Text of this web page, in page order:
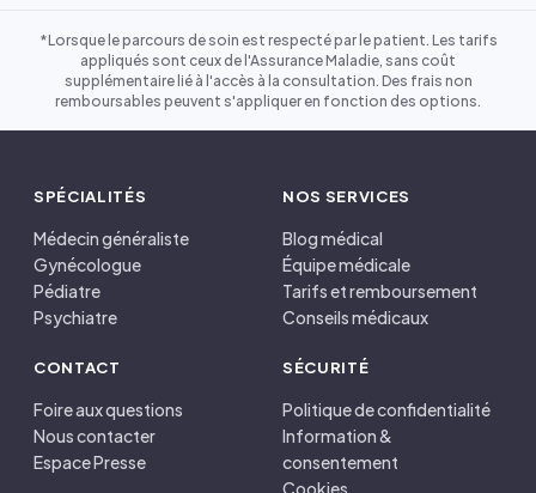
*Lorsque le parcours de soin est respecté par le patient. Les tarifs
appliqués sont ceux de l'Assurance Maladie, sans coût
supplémentaire lié à l'accès à la consultation. Des frais non
remboursables peuvent s'appliquer en fonction des options.
SPÉCIALITÉS
Médecin généraliste
Gynécologue
Pédiatre
Psychiatre
NOS SERVICES
Blog médical
Équipe médicale
Tarifs et remboursement
Conseils médicaux
CONTACT
Foire aux questions
Nous contacter
Espace Presse
SÉCURITÉ
Politique de confidentialité
Information &
consentement
Cookies